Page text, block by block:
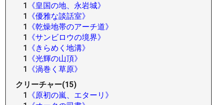
1
《皇国の地、永岩城》
1
《優雅な談話室》
1
《乾燥地帯のアーチ道》
1
《サンビロウの境界》
1
《きらめく地溝》
1
《光輝の山頂》
1
《渦巻く草原》
クリーチャー(15)
1
《原初の嵐、エターリ》